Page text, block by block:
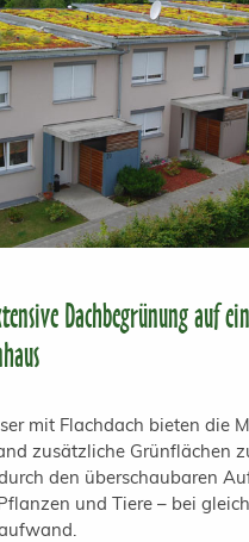
Dachbegrünung auf
mit Flachdach bieten die
zusätzliche Grünflächen
den überschaubaren
und Tiere – bei